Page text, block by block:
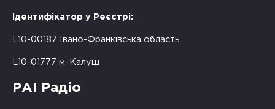
Ідентифікатор у Реєстрі:
L10-00187 Івано-Франківська область
L10-01777 м. Калуш
РАІ Радіо